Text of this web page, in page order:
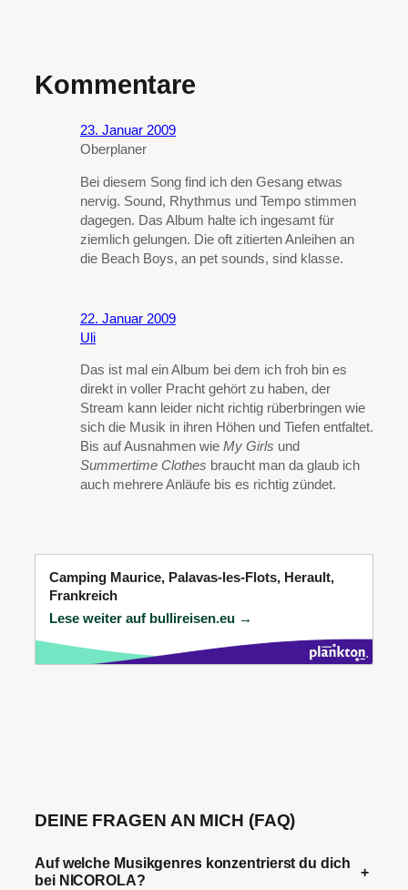
Kommentare
23. Januar 2009
Oberplaner
Bei diesem Song find ich den Gesang etwas
nervig. Sound, Rhythmus und Tempo stimmen
dagegen. Das Album halte ich ingesamt für
ziemlich gelungen. Die oft zitierten Anleihen an
die Beach Boys, an pet sounds, sind klasse.
22. Januar 2009
Uli
Das ist mal ein Album bei dem ich froh bin es
direkt in voller Pracht gehört zu haben, der
Stream kann leider nicht richtig rüberbringen wie
sich die Musik in ihren Höhen und Tiefen entfaltet.
Bis auf Ausnahmen wie My Girls und
Summertime Clothes braucht man da glaub ich
auch mehrere Anläufe bis es richtig zündet.
Camping Maurice, Palavas-les-Flots, Herault,
Frankreich
Lese weiter auf bullireisen.eu →
DEINE FRAGEN AN MICH (FAQ)
Auf welche Musikgenres konzentrierst du dich
bei NICOROLA?
+